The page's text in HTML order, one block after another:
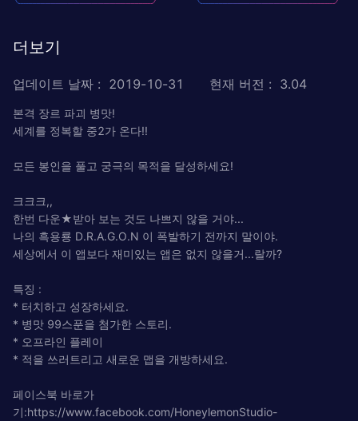
더보기
업데이트 날짜 : 2019-10-31 현재 버전 : 3.04
본격 장르 파괴 병맛!
세계를 정복할 중2가 온다!!
모든 봉인을 풀고 궁극의 목적을 달성하세요!
크크크,,
한번 다운★받아 보는 것도 나쁘지 않을 거야...
나의 흑용룡 D.R.A.G.O.N 이 폭발하기 전까지 말이야.
세상에서 이 앱보다 재미있는 앱은 없지 않을거...랄까?
특징 :
* 터치하고 성장하세요.
* 병맛 99스푼을 첨가한 스토리.
* 오프라인 플레이
* 적을 쓰러트리고 새로운 맵을 개방하세요.
페이스북 바로가
기:https://www.facebook.com/HoneylemonStudio-